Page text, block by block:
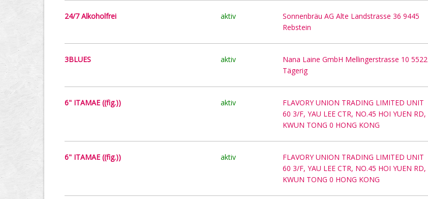
24/7 Alkoholfrei aktiv
Sonnenbräu AG Alte Landstrasse 36 9445
Rebstein
3BLUES aktiv
Nana Laine GmbH Mellingerstrasse 10 5522
Tägerig
6" ITAMAE ((fig.)) aktiv
FLAVORY UNION TRADING LIMITED UNIT
60 3/F, YAU LEE CTR, NO.45 HOI YUEN RD,
KWUN TONG 0 HONG KONG
6" ITAMAE ((fig.)) aktiv
FLAVORY UNION TRADING LIMITED UNIT
60 3/F, YAU LEE CTR, NO.45 HOI YUEN RD,
KWUN TONG 0 HONG KONG